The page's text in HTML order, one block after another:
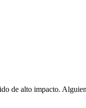
de alto impacto.